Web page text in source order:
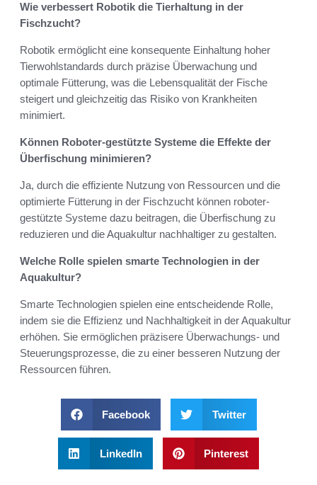
Wie verbessert Robotik die Tierhaltung in der
Fischzucht?
Robotik ermöglicht eine konsequente Einhaltung hoher
Tierwohlstandards durch präzise Überwachung und
optimale Fütterung, was die Lebensqualität der Fische
steigert und gleichzeitig das Risiko von Krankheiten
minimiert.
Können Roboter-gestützte Systeme die Effekte der
Überfischung minimieren?
Ja, durch die effiziente Nutzung von Ressourcen und die
optimierte Fütterung in der Fischzucht können roboter-
gestützte Systeme dazu beitragen, die Überfischung zu
reduzieren und die Aquakultur nachhaltiger zu gestalten.
Welche Rolle spielen smarte Technologien in der
Aquakultur?
Smarte Technologien spielen eine entscheidende Rolle,
indem sie die Effizienz und Nachhaltigkeit in der Aquakultur
erhöhen. Sie ermöglichen präzisere Überwachungs- und
Steuerungsprozesse, die zu einer besseren Nutzung der
Ressourcen führen.
Facebook Twitter
LinkedIn Pinterest